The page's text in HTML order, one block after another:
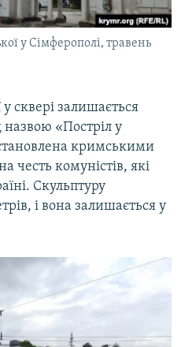
у Сімферополі, травень
у сквері залишається
«Постріл у
кримськими
честь комуністів, які
Скульптуру
і вона залишається у